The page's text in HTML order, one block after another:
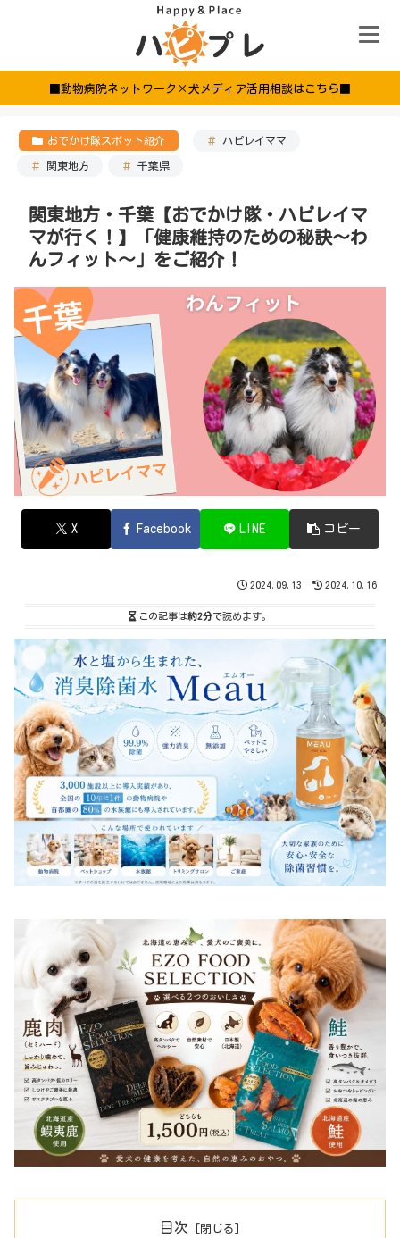
■動物病院ネットワーク×犬メディア活用相談はこちら■
おでかけ隊スポット紹介 ハピレイママ
関東地方 千葉県
関東地方・千葉【おでかけ隊・ハピレイマ
マが行く！】「健康維持のための秘訣〜わ
んフィット〜」をご紹介！
X Facebook LINE コピー
2024.09.13 2024.10.16
この記事は約2分で読めます。
目次